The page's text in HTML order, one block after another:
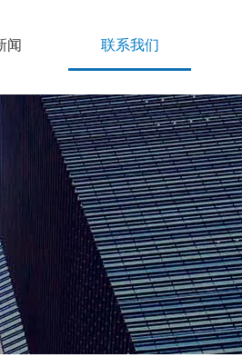
闻 联系我们